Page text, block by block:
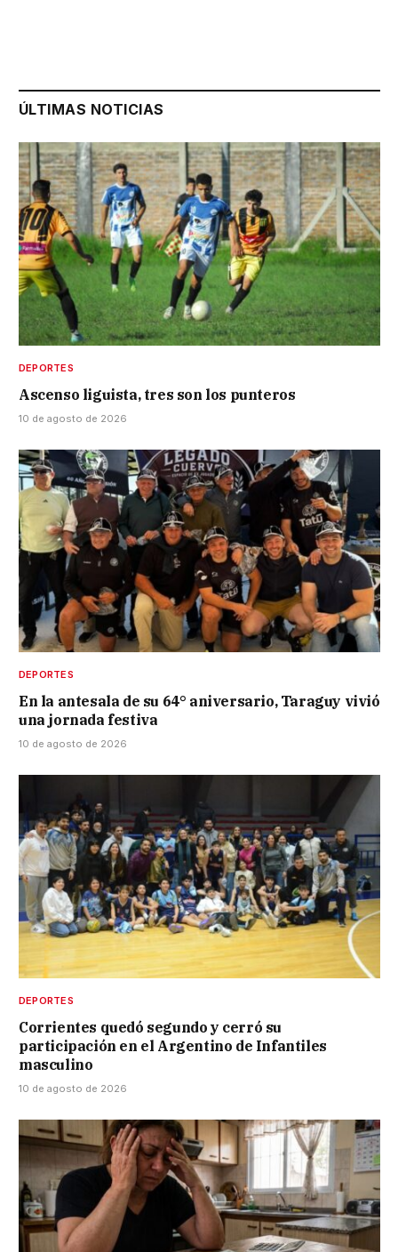
ÚLTIMAS NOTICIAS
DEPORTES
Ascenso liguista, tres son los punteros
10 de agosto de 2026
DEPORTES
En la antesala de su 64° aniversario, Taraguy vivió
una jornada festiva
10 de agosto de 2026
DEPORTES
Corrientes quedó segundo y cerró su
participación en el Argentino de Infantiles
masculino
10 de agosto de 2026